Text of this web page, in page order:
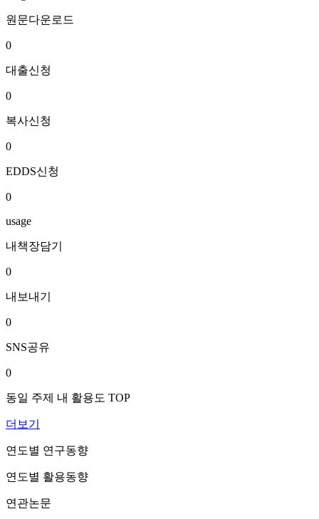
원문다운로드
0
대출신청
0
복사신청
0
EDDS신청
0
usage
내책장담기
0
내보내기
0
SNS공유
0
동일 주제 내 활용도 TOP
더보기
연도별 연구동향
연도별 활용동향
연관논문